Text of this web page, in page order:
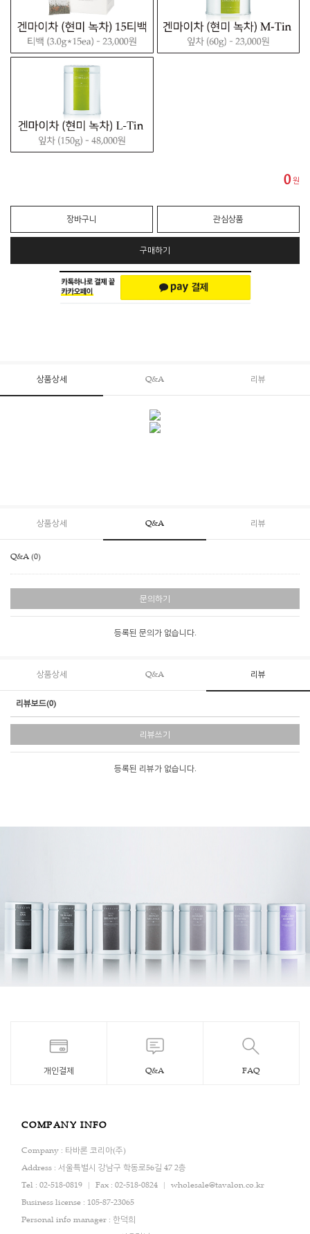
0 원
장바구니 관심상품
구매하기
상품상세 Q&A 리뷰
상품상세 Q&A 리뷰
Q&A (0)
문의하기
등록된 문의가 없습니다.
상품상세 Q&A 리뷰
리뷰보드(0)
리뷰쓰기
등록된 리뷰가 없습니다.
개인결제 Q&A FAQ
COMPANY INFO
Company : 타바론 코리아(주)
Address : 서울특별시 강남구 학동로56길 47 2층
Tel : 02-518-0819
Fax : 02-518-0824
wholesale@tavalon.co.kr
Business license : 105-87-23065
Personal info manager : 한덕희